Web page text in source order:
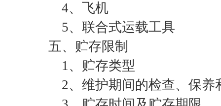
4、飞机
5、联合式运载工具
五、贮存限制
1、贮存类型
2、维护期间的检查、保养